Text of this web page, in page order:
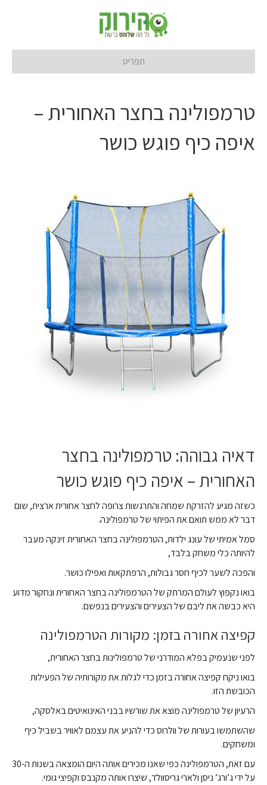
תפריט
טרמפולינה בחצר האחורית –
איפה כיף פוגש כושר
דאיה גבוהה: טרמפולינה בחצר
האחורית – איפה כיף פוגש כושר
כשזה מגיע להזרקת שמחה והתרגשות צרופה לחצר אחורית ארצית, שום
דבר לא ממש תואם את הפיתוי של טרמפולינה.
סמל אמיתי של עונג ילדות, הטרמפולינה בחצר האחורית זינקה מעבר
להיותה כלי משחק בלבד,
והפכה לשער לכיף חסר גבולות, הרפתקאות ואפילו כושר.
בואו נקפוץ לעולם המרתק של הטרמפולינה בחצר האחורית ונחקור מדוע
היא כבשה את ליבם של הצעירים והצעירים בנפשם.
קפיצה אחורה בזמן: מקורות הטרמפולינה
לפני שנעמיק בפלא המודרני של טרמפולינות בחצר האחורית,
בואו ניקח קפיצה אחורה בזמן כדי לגלות את מקורותיה של הפעילות
הכובשת הזו.
הרעיון של טרמפולינה מוצא את שורשיו בבני האינואיטים באלסקה,
שהשתמשו בעורות של וולרוס כדי להניע את עצמם לאוויר בשביל כיף
ומשחקים.
עם זאת, הטרמפולינה כפי שאנו מכירים אותה היום הומצאה בשנות ה-30
על ידי ג’ורג’ ניסן ולארי גריסוולד, שיצרו אותה מקנבס וקפיצי גומי.